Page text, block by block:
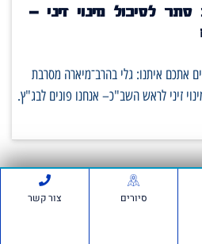
לסיכול מינוי זיני –
אתכם איתנו: גלי בהרב־מיארה מסרבת
זיני לראש השב"כ– אנחנו פונים לבג"ץ.
סיורים צור קשר